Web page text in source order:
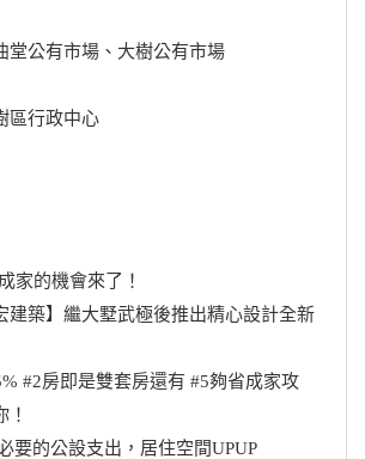
堂公有市場、大樹公有市場
區行政中心
家的機會來了！
建築】繼大墅武極後推出精心設計全新
#2房即是雙套房還有 #5夠省成家攻
！
要的公設支出，居住空間UPUP